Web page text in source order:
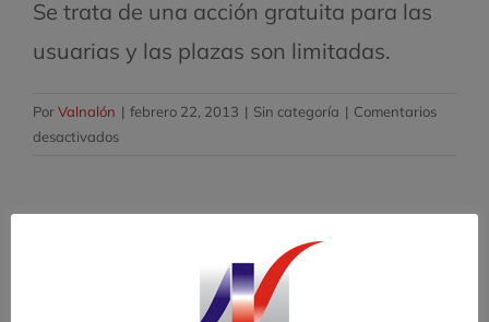
Se trata de una acción gratuita para las
usuarias y las plazas son limitadas.
PorValnalón | febrero 22, 2013 | Sin categoría | Comentarios
desactivadosen
convoca
Comparte
Facebook
TwitterLinkedIn